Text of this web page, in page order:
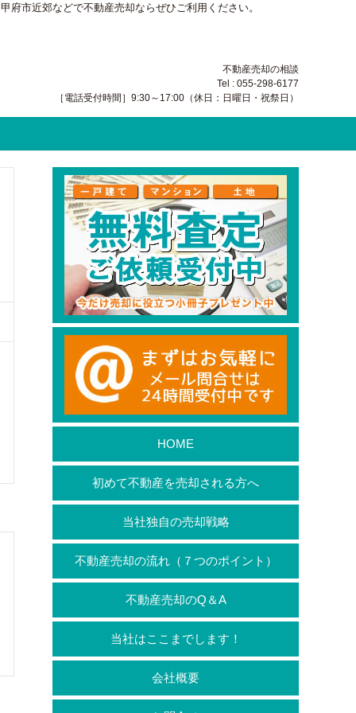
市近郊などで不動産売却ならぜひご利用ください。
不動産売却の相談
Tel : 055-298-6177
［電話受付時間］9:30～17:00（休日：日曜日・祝祭日）
HOME
初めて不動産を売却される方へ
当社独自の売却戦略
不動産売却の流れ（７つのポイント）
不動産売却のQ＆A
当社はここまでします！
会社概要